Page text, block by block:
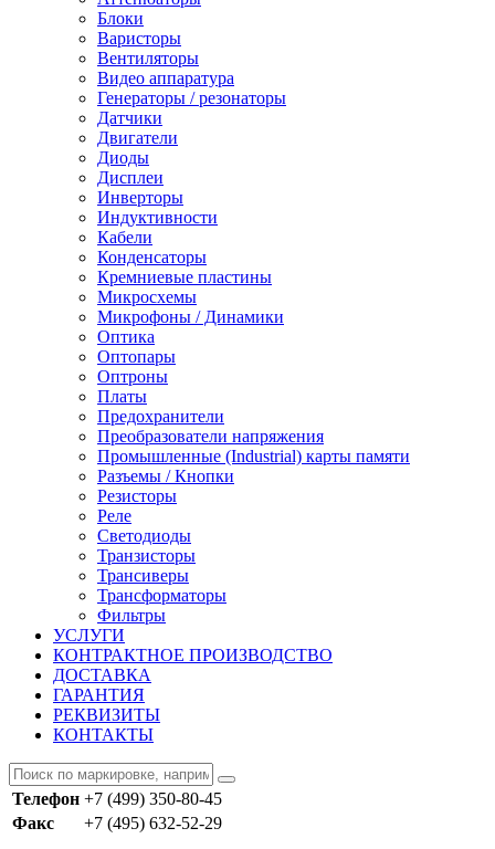
Блоки
Варисторы
Вентиляторы
Видео аппаратура
Генераторы / резонаторы
Датчики
Двигатели
Диоды
Дисплеи
Инверторы
Индуктивности
Кабели
Конденсаторы
Кремниевые пластины
Микросхемы
Микрофоны / Динамики
Оптика
Оптопары
Оптроны
Платы
Предохранители
Преобразователи напряжения
Промышленные (Industrial) карты памяти
Разъемы / Кнопки
Резисторы
Реле
Светодиоды
Транзисторы
Трансиверы
Трансформаторы
Фильтры
УСЛУГИ
КОНТРАКТНОЕ ПРОИЗВОДСТВО
ДОСТАВКА
ГАРАНТИЯ
РЕКВИЗИТЫ
КОНТАКТЫ
Телефон +7 (499) 350-80-45
Факс
+7 (495) 632-52-29